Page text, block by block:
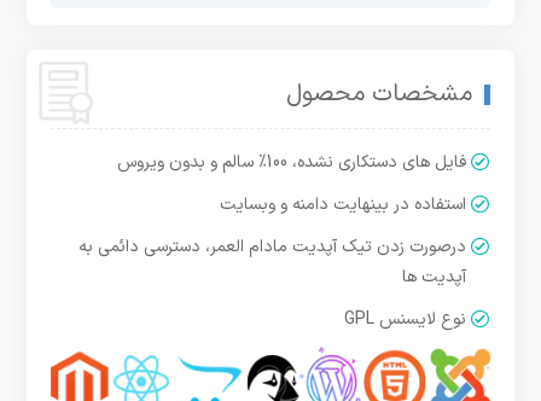
مشخصات محصول
فایل های دستکاری نشده، 100% سالم و بدون ویروس
استفاده در بینهایت دامنه و وبسایت
درصورت زدن تیک آپدیت مادام العمر، دسترسی دائمی به
آپدیت ها
نوع لایسنس GPL